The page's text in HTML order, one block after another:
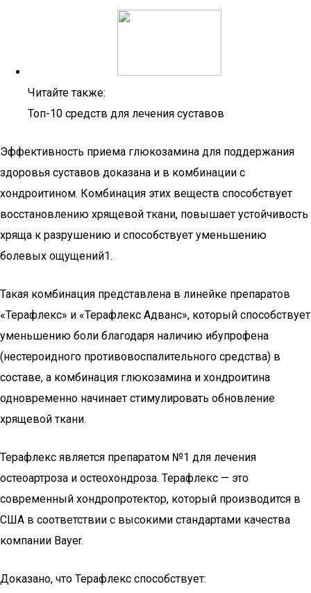
Читайте также:
Топ-10 средств для лечения суставов
Эффективность приема глюкозамина для поддержания
здоровья суставов доказана и в комбинации с
хондроитином. Комбинация этих веществ способствует
восстановлению хрящевой ткани, повышает устойчивость
хряща к разрушению и способствует уменьшению
болевых ощущений1.
Такая комбинация представлена в линейке препаратов
«Терафлекс» и «Терафлекс Адванс», который способствует
уменьшению боли благодаря наличию ибупрофена
(нестероидного противовоспалительного средства) в
составе, а комбинация глюкозамина и хондроитина
одновременно начинает стимулировать обновление
хрящевой ткани.
Терафлекс является препаратом №1 для лечения
остеоартроза и остеохондроза. Терафлекс — это
современный хондропротектор, который производится в
США в соответствии с высокими стандартами качества
компании Bayer.
Доказано, что Терафлекс способствует: